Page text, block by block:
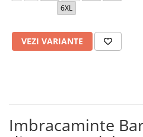
6XL
VEZI VARIANTE
Imbracaminte